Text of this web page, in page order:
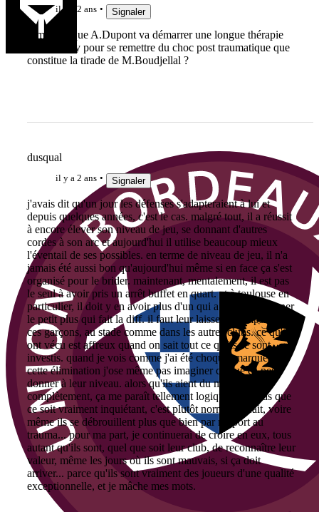
il y a 2 ans Signaler
J'imagine que A.Dupont va démarrer une longue thérapie
chez un psy pour se remettre du choc post traumatique que
constitue la tirade de M.Boudjellal ?
dusqual
il y a 2 ans Signaler
j'avais dit qu'un jour les défenses s'adapteraient à lui et
depuis quelques années, c'est le cas. malgré tout, il a réussit
à encore élever son niveau de jeu, se donnant d'autres
cordes à son arc et aujourd'hui il utilise beaucoup mieux
l'éventail de ses possibles. en terme de niveau de jeu, il n'a
jamais été aussi bon qu'aujourd'hui même si en face ça s'est
organisé pour le brider. maintenant, mentalement, il est pas
le seul à avoir pris un arrêt buffet en quart. et à toulouse en
particulier, il doit y en avoir plus d'un qui a du mal à donner
le petit plus qui fait la diff. il faut leur laisser le temps à tous
ces garçons, au stade comme dans les autres clubs. ce qu'ils
ont vécu est affreux quand on sait tout ce qu'ils se sont
investis. quand je vois comme j'ai été choqué, marqué par
cette élimination j'ose même pas imaginer ce que ça peut
donner à leur niveau. alors qu'ils aient du mal à y être
complètement, ça me paraît tellement logique. c'est pas que
ce soit vraiment inquiétant, c'est plutôt normal en fait, voire
même ils se débrouillent plus que bien par rapport au
trauma... pour ma part, je continuerai de croire en eux, tous
autant qu'ils sont, quel que soit leur club, de reconnaître leur
valeur, même les jours où ils sont mauvais, si ça doit
arriver... parce qu'ils sont vraiment des joueurs d'une qualité
exceptionnelle, et je mâche mes mots.